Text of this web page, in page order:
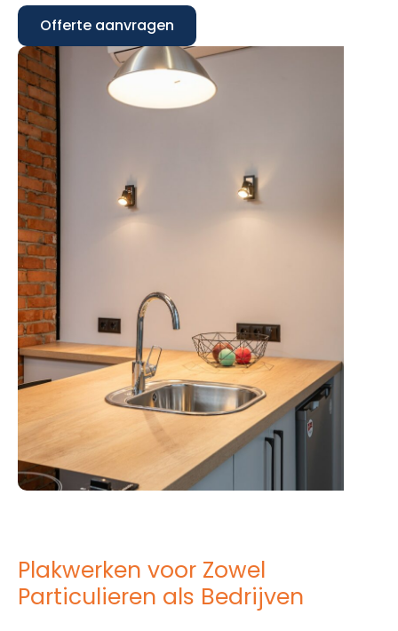
Offerte aanvragen
Plakwerken voor Zowel
Particulieren als Bedrijven